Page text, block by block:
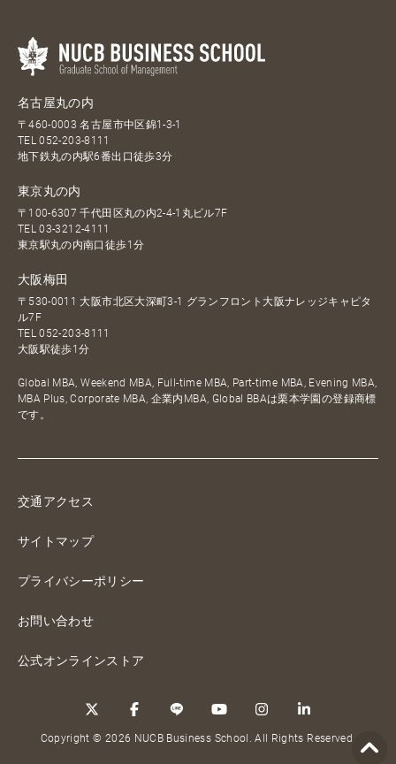
名古屋丸の内
〒460-0003 名古屋市中区錦1-3-1
TEL052-203-8111
地下鉄丸の内駅6番出口徒歩3分
東京丸の内
〒100-6307 千代田区丸の内2-4-1丸ビル7F
TEL03-3212-4111
東京駅丸の内南口徒歩1分
大阪梅田
〒530-0011 大阪市北区大深町3-1 グランフロント大阪ナレッジキャピタ
ル7F
TEL052-203-8111
大阪駅徒歩1分
Global MBA, Weekend MBA, Full-time MBA, Part-time MBA, Evening MBA,
MBA Plus, Corporate MBA, 企業内MBA, Global BBAは栗本学園の登録商標
です。
交通アクセス
サイトマップ
プライバシーポリシー
お問い合わせ
公式オンラインストア
Copyright © 2026 NUCB Business School. All Rights Reserved.